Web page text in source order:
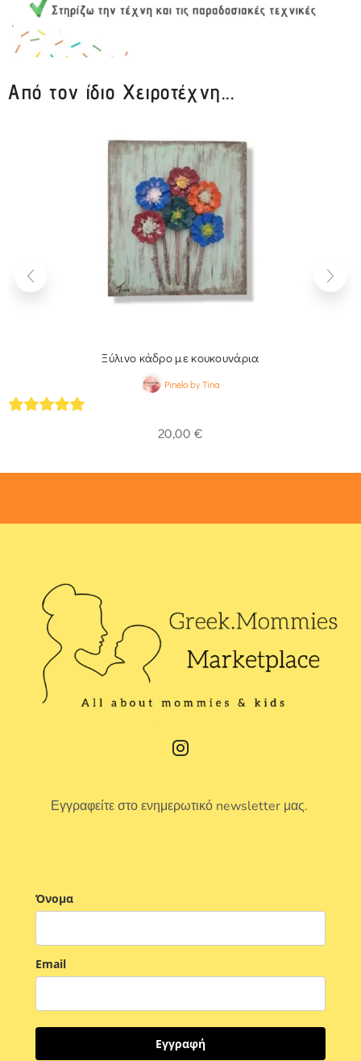
Από τον ίδιο Χειροτέχνη...
Ξύλινο κάδρο με κουκουνάρια
Pinelo by Tina
20,00 €
Εγγραφείτε στο ενημερωτικό newsletter μας.
Όνομα
Email
Εγγραφή